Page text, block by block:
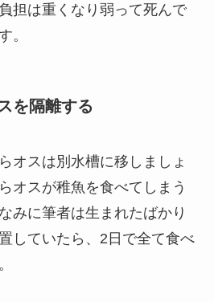
担は重くなり弱って死んで
。
を隔離する
オスは別水槽に移しましょ
オスが稚魚を食べてしまう
みに筆者は生まれたばかり
していたら、2日で全て食べ